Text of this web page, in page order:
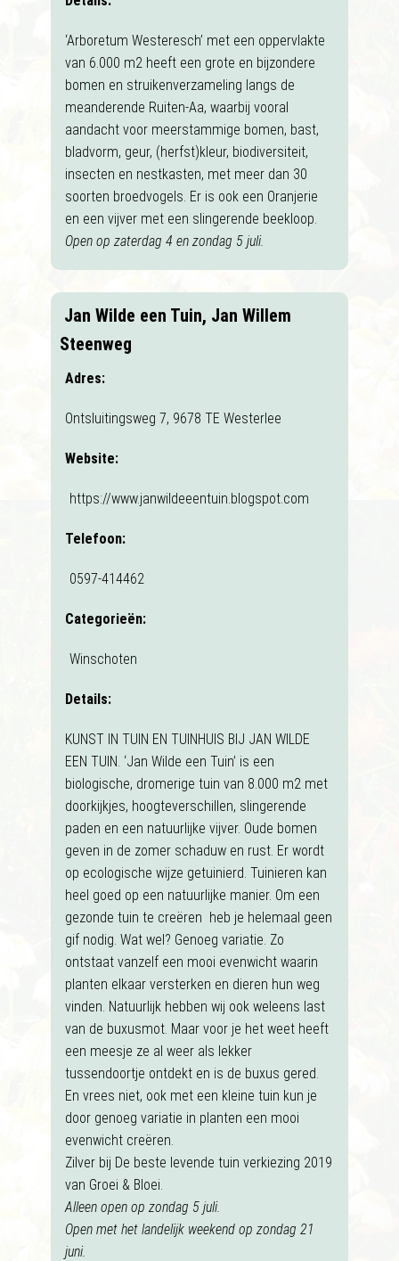
‘Arboretum Westeresch’ met een oppervlakte
van 6.000 m2 heeft een grote en bijzondere
bomen en struikenverzameling langs de
meanderende Ruiten-Aa, waarbij vooral
aandacht voor meerstammige bomen, bast,
bladvorm, geur, (herfst)kleur, biodiversiteit,
insecten en nestkasten, met meer dan 30
soorten broedvogels. Er is ook een Oranjerie
en een vijver met een slingerende beekloop.
Open op zaterdag 4 en zondag 5 juli.
Jan Wilde een Tuin, Jan Willem
Steenweg
Adres:
Ontsluitingsweg 7, 9678 TE Westerlee
Website:
https://www.janwildeeentuin.blogspot.com
Telefoon:
0597-414462
Categorieën:
Winschoten
Details:
KUNST IN TUIN EN TUINHUIS BIJ JAN WILDE
EEN TUIN. ‘Jan Wilde een Tuin’ is een
biologische, dromerige tuin van 8.000 m2 met
doorkijkjes, hoogteverschillen, slingerende
paden en een natuurlijke vijver. Oude bomen
geven in de zomer schaduw en rust. Er wordt
op ecologische wijze getuinierd. Tuinieren kan
heel goed op een natuurlijke manier. Om een
gezonde tuin te creëren heb je helemaal geen
gif nodig. Wat wel? Genoeg variatie. Zo
ontstaat vanzelf een mooi evenwicht waarin
planten elkaar versterken en dieren hun weg
vinden. Natuurlijk hebben wij ook weleens last
van de buxusmot. Maar voor je het weet heeft
een meesje ze al weer als lekker
tussendoortje ontdekt en is de buxus gered.
En vrees niet, ook met een kleine tuin kun je
door genoeg variatie in planten een mooi
evenwicht creëren.
Zilver bij De beste levende tuin verkiezing 2019
van Groei & Bloei.
Alleen open op zondag 5 juli.
Open met het landelijk weekend op zondag 21
juni.